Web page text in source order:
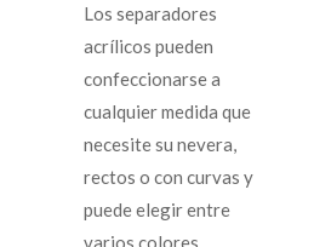
Los separadores
acrílicos pueden
confeccionarse a
cualquier medida que
necesite su nevera,
rectos o con curvas y
puede elegir entre
varios colores.